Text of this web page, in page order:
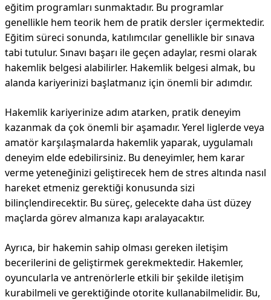
eğitim programları sunmaktadır. Bu programlar
genellikle hem teorik hem de pratik dersler içermektedir.
Eğitim süreci sonunda, katılımcılar genellikle bir sınava
tabi tutulur. Sınavı başarı ile geçen adaylar, resmi olarak
hakemlik belgesi alabilirler. Hakemlik belgesi almak, bu
alanda kariyerinizi başlatmanız için önemli bir adımdır.
Hakemlik kariyerinize adım atarken, pratik deneyim
kazanmak da çok önemli bir aşamadır. Yerel liglerde veya
amatör karşılaşmalarda hakemlik yaparak, uygulamalı
deneyim elde edebilirsiniz. Bu deneyimler, hem karar
verme yeteneğinizi geliştirecek hem de stres altında nasıl
hareket etmeniz gerektiği konusunda sizi
bilinçlendirecektir. Bu süreç, gelecekte daha üst düzey
maçlarda görev almanıza kapı aralayacaktır.
Ayrıca, bir hakemin sahip olması gereken iletişim
becerilerini de geliştirmek gerekmektedir. Hakemler,
oyuncularla ve antrenörlerle etkili bir şekilde iletişim
kurabilmeli ve gerektiğinde otorite kullanabilmelidir. Bu,